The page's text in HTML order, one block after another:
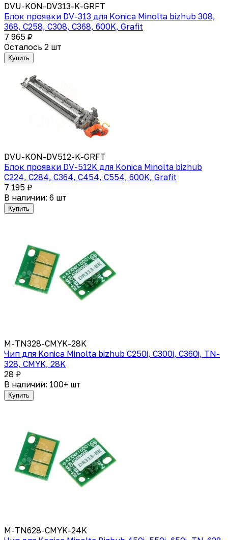
DVU-KON-DV313-K-GRFT
Блок проявки DV-313 для Konica Minolta bizhub 308,
368, C258, C308, C368, 600K, Grafit
7 965 ₽
Осталось 2 шт
Купить
DVU-KON-DV512-K-GRFT
Блок проявки DV-512K для Konica Minolta bizhub
C224, C284, C364, C454, C554, 600K, Grafit
7 195 ₽
В наличии: 6 шт
Купить
M-TN328-CMYK-28K
Чип для Konica Minolta bizhub C250i, C300i, C360i, TN-
328, CMYK, 28K
28 ₽
В наличии: 100+ шт
Купить
M-TN628-CMYK-24K